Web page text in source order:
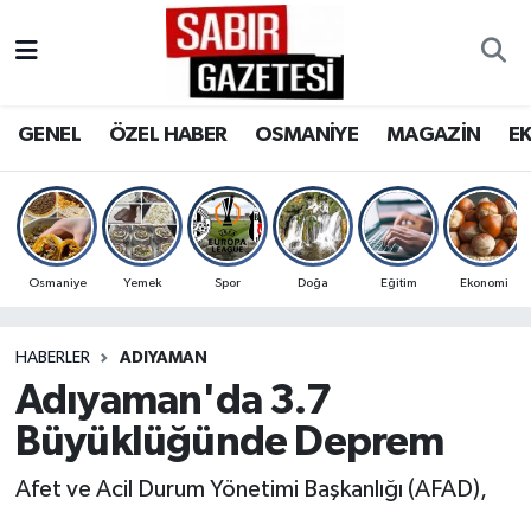
GENEL ÖZEL HABER OSMANİYE MAGAZİN
Osmaniye Yemek Spor Doğa Eğitim Ekonomi
HABERLER ADIYAMAN
Adıyaman'da 3.7
Büyüklüğünde Deprem
Afet ve Acil Durum Yönetimi Başkanlığı (AFAD),
OSMANİYE
MAGAZİN
SPOR
RESMİ İLANLAR
Osmaniye Nöbetçi Eczaneler
Osmaniye Trafik Yoğunluk Haritası
Süper Lig Puan Durumu ve Fikstür
Son Dakika Haberleri
Haber Arşivi